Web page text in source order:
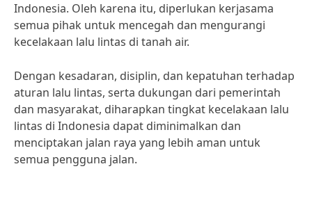
Indonesia. Oleh karena itu, diperlukan kerjasama
semua pihak untuk mencegah dan mengurangi
kecelakaan lalu lintas di tanah air.
Dengan kesadaran, disiplin, dan kepatuhan terhadap
aturan lalu lintas, serta dukungan dari pemerintah
dan masyarakat, diharapkan tingkat kecelakaan lalu
lintas di Indonesia dapat diminimalkan dan
menciptakan jalan raya yang lebih aman untuk
semua pengguna jalan.